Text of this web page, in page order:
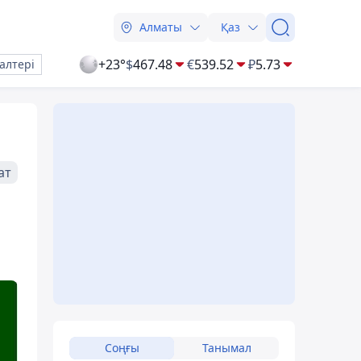
Алматы Қаз
+23°$467.48 €539.52 ₽5.73
Соңғы Танымал